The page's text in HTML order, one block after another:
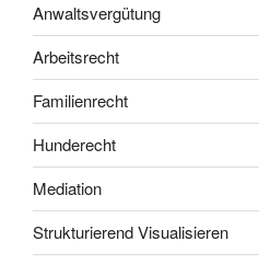
Anwaltsvergütung
Arbeitsrecht
Familienrecht
Hunderecht
Mediation
Strukturierend Visualisieren